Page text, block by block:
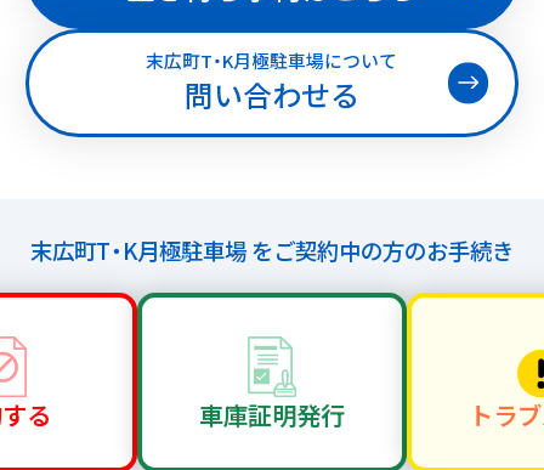
末広町T・K月極駐車場について
問い合わせる
末広町T・K月極駐車場 をご契約中の方のお手続き
る 車庫証明発行 トラ